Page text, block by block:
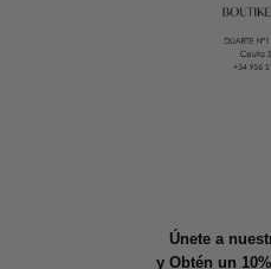
Únete a
y Obtén un